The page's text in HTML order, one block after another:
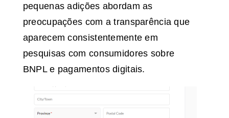
pequenas adições abordam as
preocupações com a transparência que
aparecem consistentemente em
pesquisas com consumidores sobre
BNPL e pagamentos digitais.